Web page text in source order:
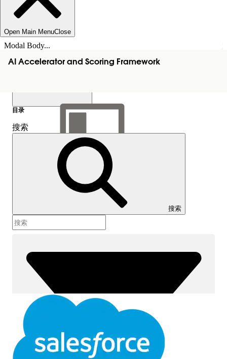
Open Main MenuClose
Modal Body...
AI Accelerator and Scoring Framework
显示目录
目录
搜索
搜索